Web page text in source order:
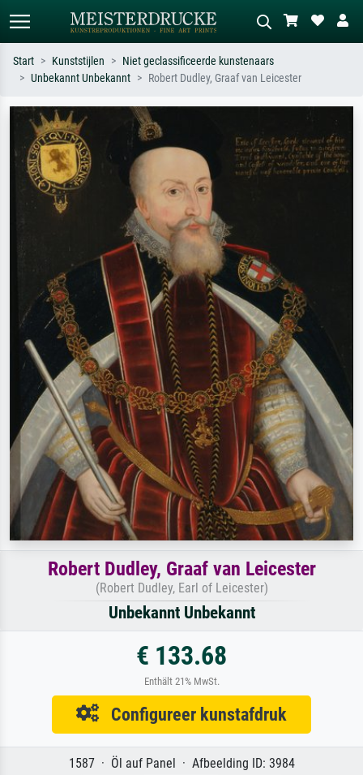
Zoek op kunstenaar, titel of stijl – bijv.
Monet, Sterrennacht, impressionisme,
Hokusai-golf, naakt.
Beschrijf de scène – bijv. groene
weide, abstract met veel rood, donker
olieverfschilderij, staand naakt naast
een boom.
Start Kunststijlen
Niet geclassificeerde kunstenaars
Unbekannt Unbekannt
Robert Dudley, Graaf van Leicester
Robert Dudley, Graaf van Leicester
(Robert Dudley, Earl of Leicester)
Unbekannt Unbekannt
€ 133.68
Enthält 21% MwSt.
Configureer kunstafdruk
1587 · Öl auf Panel · Afbeelding ID: 3984